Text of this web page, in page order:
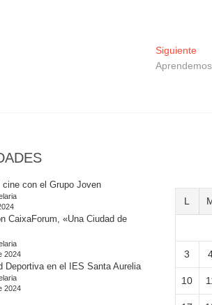
Siguiente
cine con el Grupo Joven
CaixaForum, «Una Ciudad de
2024
Deportiva en el IES Santa Aurelia
2024
L
3
10